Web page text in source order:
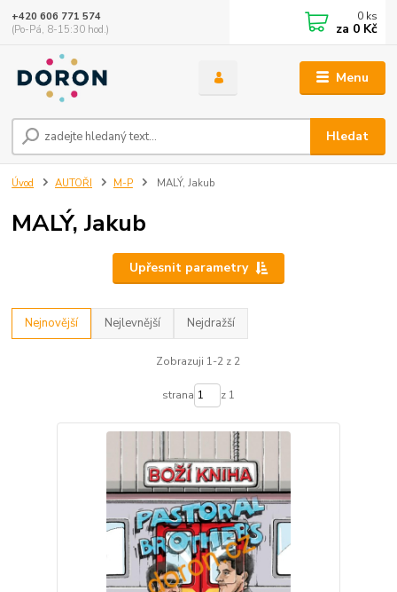
Menu
Hledat
+420 606 771 574
(Po-Pá, 8-15:30 hod.)
0 ks
za 0 Kč
Úvod AUTOŘI M-P MALÝ, Jakub
MALÝ, Jakub
Upřesnit parametry
Nejnovější Nejlevnější Nejdražší
Zobrazuji 1-2 z 2
strana z 1